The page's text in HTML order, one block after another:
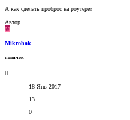
А как сделать проброс на роутере?
Автор
M
Mikrohak
новичок
18 Янв 2017
13
0